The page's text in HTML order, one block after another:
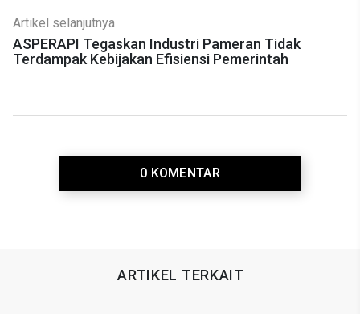
Artikel selanjutnya
ASPERAPI Tegaskan Industri Pameran Tidak
Terdampak Kebijakan Efisiensi Pemerintah
0 KOMENTAR
ARTIKEL TERKAIT